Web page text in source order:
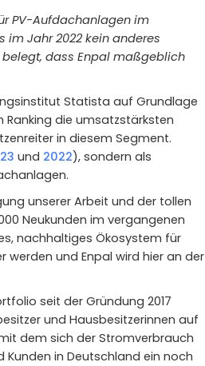
PV-Aufdachanlagen im
im Jahr 2022 kein anderes
dass Enpal maßgeblich
Statista auf Grundlage
Ranking die umsatzstärksten
in diesem Segment.
und 2022), sondern als
unserer Arbeit und der tollen
Neukunden im vergangenen
nachhaltiges Ökosystem für
werden und Enpal wird hier an der
seit der Gründung 2017
und Hausbesitzerinnen auf
dem sich der Stromverbrauch
Kunden in Deutschland ein noch